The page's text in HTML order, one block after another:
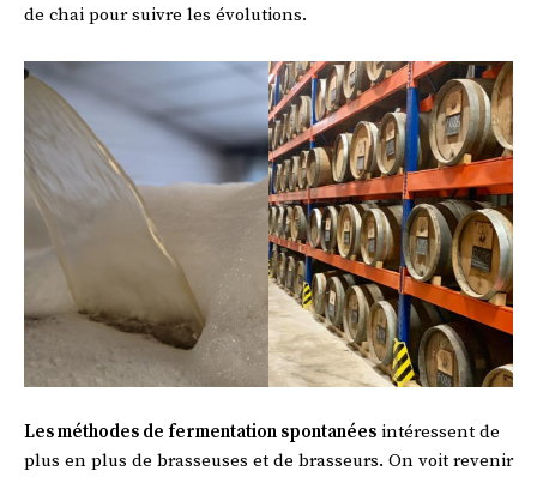
de chai pour suivre les évolutions.
Les méthodes de fermentation spontanées intéressent de
plus en plus de brasseuses et de brasseurs. On voit revenir